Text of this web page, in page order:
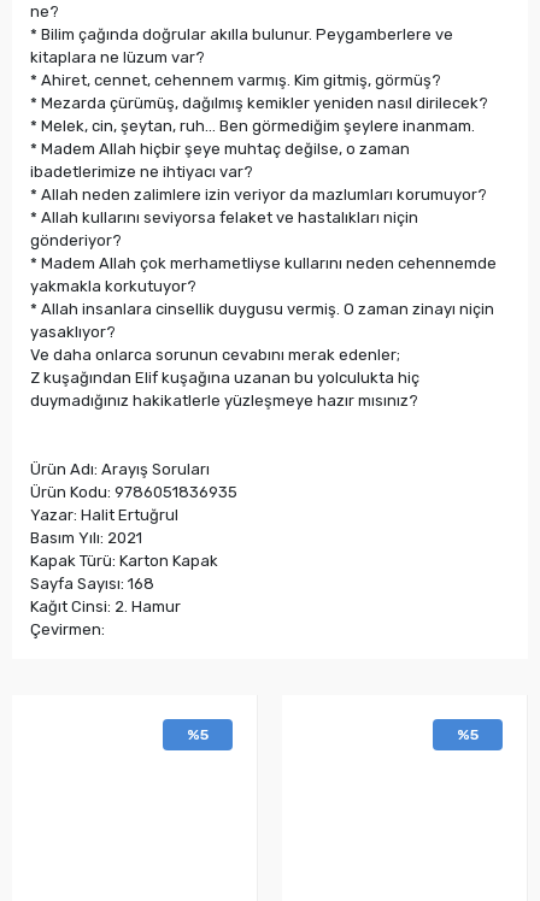
ne?
* Bilim çağında doğrular akılla bulunur. Peygamberlere ve
kitaplara ne lüzum var?
* Ahiret, cennet, cehennem varmış. Kim gitmiş, görmüş?
* Mezarda çürümüş, dağılmış kemikler yeniden nasıl dirilecek?
* Melek, cin, şeytan, ruh… Ben görmediğim şeylere inanmam.
* Madem Allah hiçbir şeye muhtaç değilse, o zaman
ibadetlerimize ne ihtiyacı var?
* Allah neden zalimlere izin veriyor da mazlumları korumuyor?
* Allah kullarını seviyorsa felaket ve hastalıkları niçin
gönderiyor?
* Madem Allah çok merhametliyse kullarını neden cehennemde
yakmakla korkutuyor?
* Allah insanlara cinsellik duygusu vermiş. O zaman zinayı niçin
yasaklıyor?
Ve daha onlarca sorunun cevabını merak edenler;
Z kuşağından Elif kuşağına uzanan bu yolculukta hiç
duymadığınız hakikatlerle yüzleşmeye hazır mısınız?
Ürün Adı: Arayış Soruları
Ürün Kodu: 9786051836935
Yazar: Halit Ertuğrul
Basım Yılı: 2021
Kapak Türü: Karton Kapak
Sayfa Sayısı: 168
Kağıt Cinsi: 2. Hamur
Çevirmen:
%5 %5